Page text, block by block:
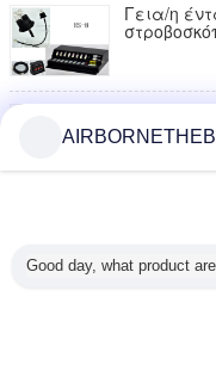
Γεια/η
αργιλίου,
6
Good day, what product